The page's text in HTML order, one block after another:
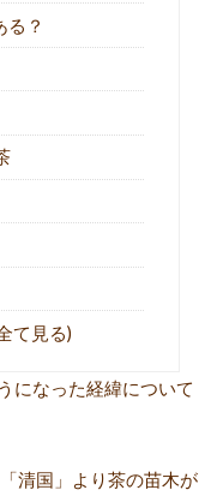
る？
て見る)
になった経緯について
清国」より茶の苗木が